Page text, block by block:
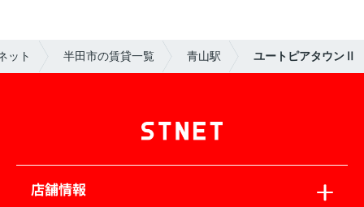
ット 半田市の賃貸一覧 青山駅 ユートピアタウンⅡ
店舗情報